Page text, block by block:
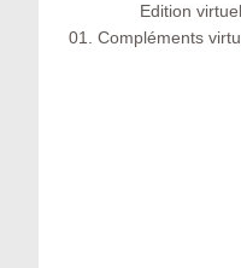
Edition
01. Compléments